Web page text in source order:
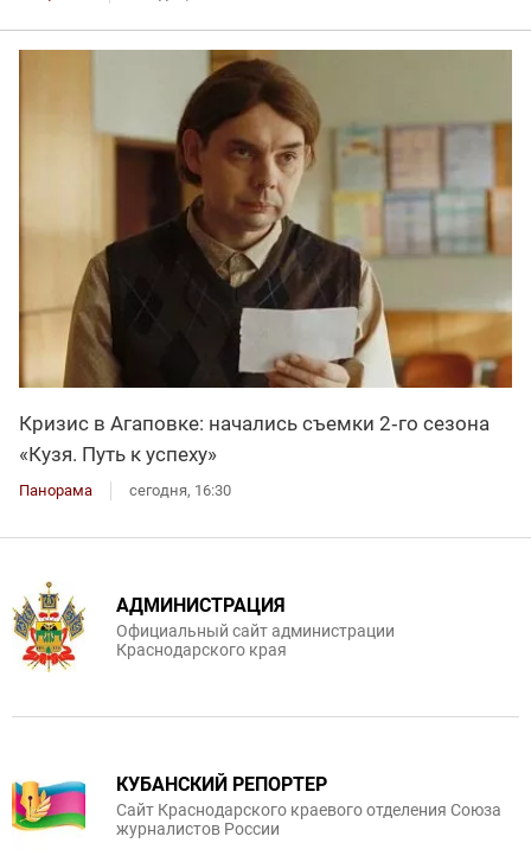
Кризис в Агаповке: начались съемки 2‑го сезона
«Кузя. Путь к успеху»
Панорама сегодня, 16:30
АДМИНИСТРАЦИЯ
Официальный сайт администрации
Краснодарского края
КУБАНСКИЙ РЕПОРТЕР
Сайт Краснодарского краевого отделения Союза
журналистов России